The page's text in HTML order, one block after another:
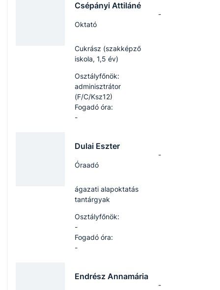
Csépányi Attiláné
Oktató
Cukrász (szakképző
iskola, 1,5 év)
-
Osztályfőnök:
adminisztrátor
(F/C/Ksz12)
Fogadó óra:
-
Dulai Eszter
Óraadó
ágazati alapoktatás
tantárgyak
-
Osztályfőnök:
-
Fogadó óra:
-
Endrész Annamária
-